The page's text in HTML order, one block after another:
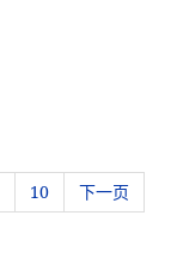
10
下一页